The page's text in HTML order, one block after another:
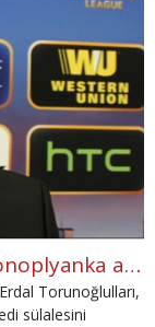
Beşiktaş cephesinden şaşırtan Konoplyanka açıklaması
Torunoğlulları,
sülalesini